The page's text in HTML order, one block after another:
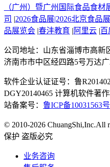
（广州）暨广州国际食品食材
司 |2026食品展|2026北京食品
品展览会 |春沣教育 | 阿里云 |百
公司地址：山东省淄博市高新
济南市市中区经四路5号万达
软件企业认证证号：鲁
DGY20140465 计算机软件著
站备案号： 鲁ICP备10031563号
© 2010-2026 ChuangShi,Inc.All
保护 盗版必究
业务咨询